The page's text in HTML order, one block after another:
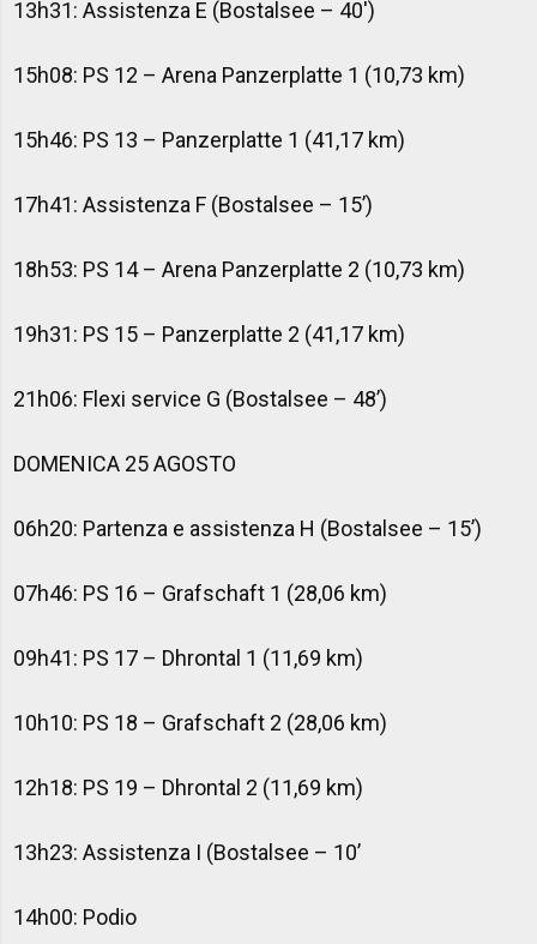
13h31: Assistenza E (Bostalsee – 40')
15h08: PS 12 – Arena Panzerplatte 1 (10,73 km)
15h46: PS 13 – Panzerplatte 1 (41,17 km)
17h41: Assistenza F (Bostalsee – 15’)
18h53: PS 14 – Arena Panzerplatte 2 (10,73 km)
19h31: PS 15 – Panzerplatte 2 (41,17 km)
21h06: Flexi service G (Bostalsee – 48’)
DOMENICA 25 AGOSTO
06h20: Partenza e assistenza H (Bostalsee – 15’)
07h46: PS 16 – Grafschaft 1 (28,06 km)
09h41: PS 17 – Dhrontal 1 (11,69 km)
10h10: PS 18 – Grafschaft 2 (28,06 km)
12h18: PS 19 – Dhrontal 2 (11,69 km)
13h23: Assistenza I (Bostalsee – 10’
14h00: Podio